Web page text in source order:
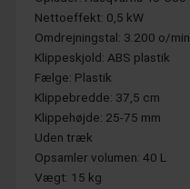
Nettoeffekt: 0,5 kW
Omdrejningstal: 3.200 o/min
Klippeskjold: ABS plastik
Fælge: Plastik
Klippebredde: 37,5 cm
Klippehøjde: 25-75 mm
Uden træk
Opsamler volumen: 40 L
Vægt: 15 kg